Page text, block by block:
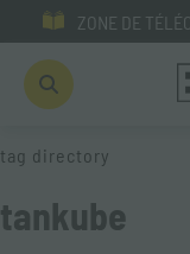
ZONE DE
tag directory
tankube